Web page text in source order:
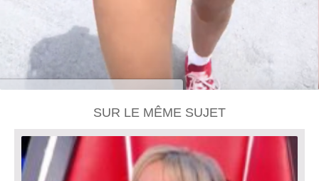
SUR LE MÊME SUJET